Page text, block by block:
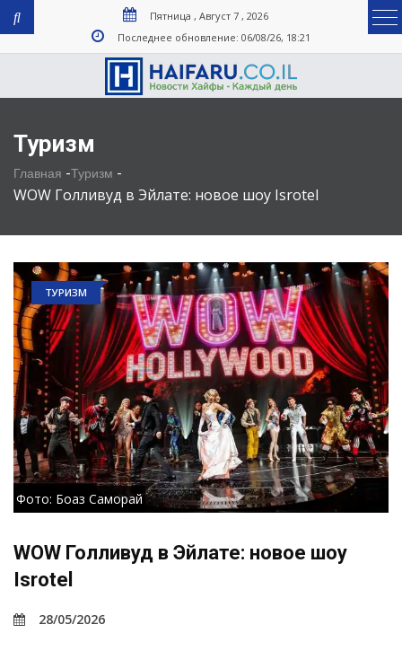
Пятница , Август 7 , 2026
Последнее обновление: 06/08/26, 18:21
Туризм
Главная -Туризм -
WOW Голливуд в Эйлате: новое шоу Isrotel
ТУРИЗМ
Фото: Боаз Саморай
WOW Голливуд в Эйлате: новое шоу
Isrotel
28/05/2026